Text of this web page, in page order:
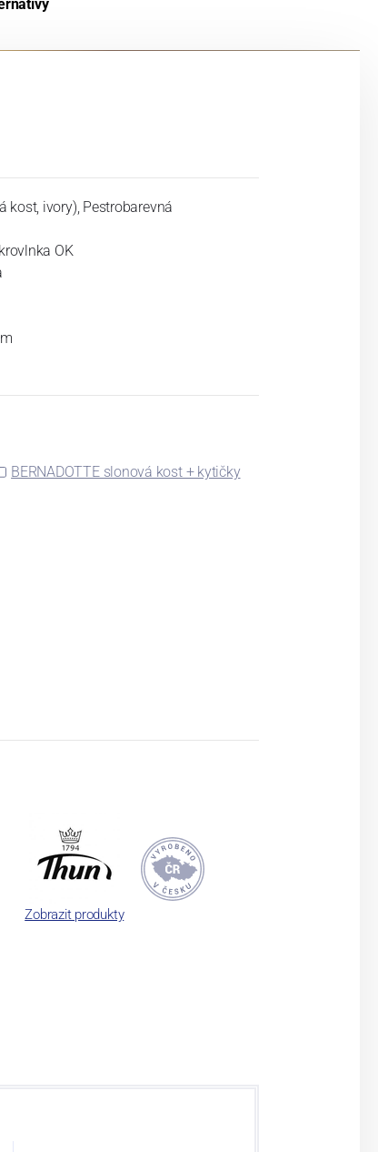
kost, ivory), Pestrobarevná
OK
BERNADOTTE slonová kost + kytičky
Zobrazit produkty